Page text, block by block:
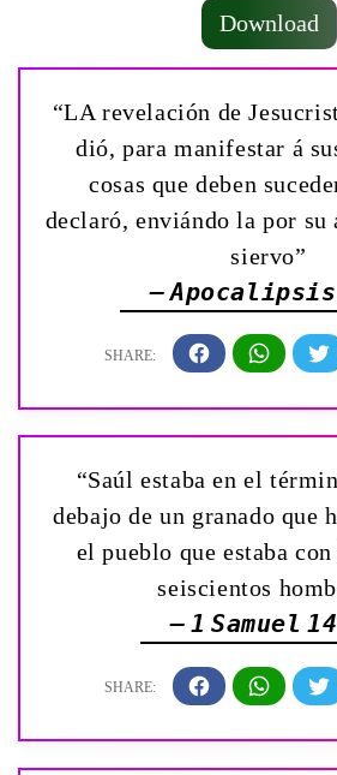
Download
“LA revelación de
dió, para manifestar á
cosas que deben
declaró, enviándo la por su
siervo”
—
“Saúl estaba en el
debajo de un granado que
el pueblo que estaba
seiscientos
— 1 Samuel